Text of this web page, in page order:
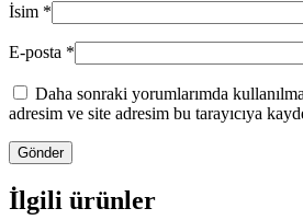
İsim *
E-posta *
Daha sonraki yorumlarımda
adresim ve site adresim bu tarayıcıya
İlgili ürünler